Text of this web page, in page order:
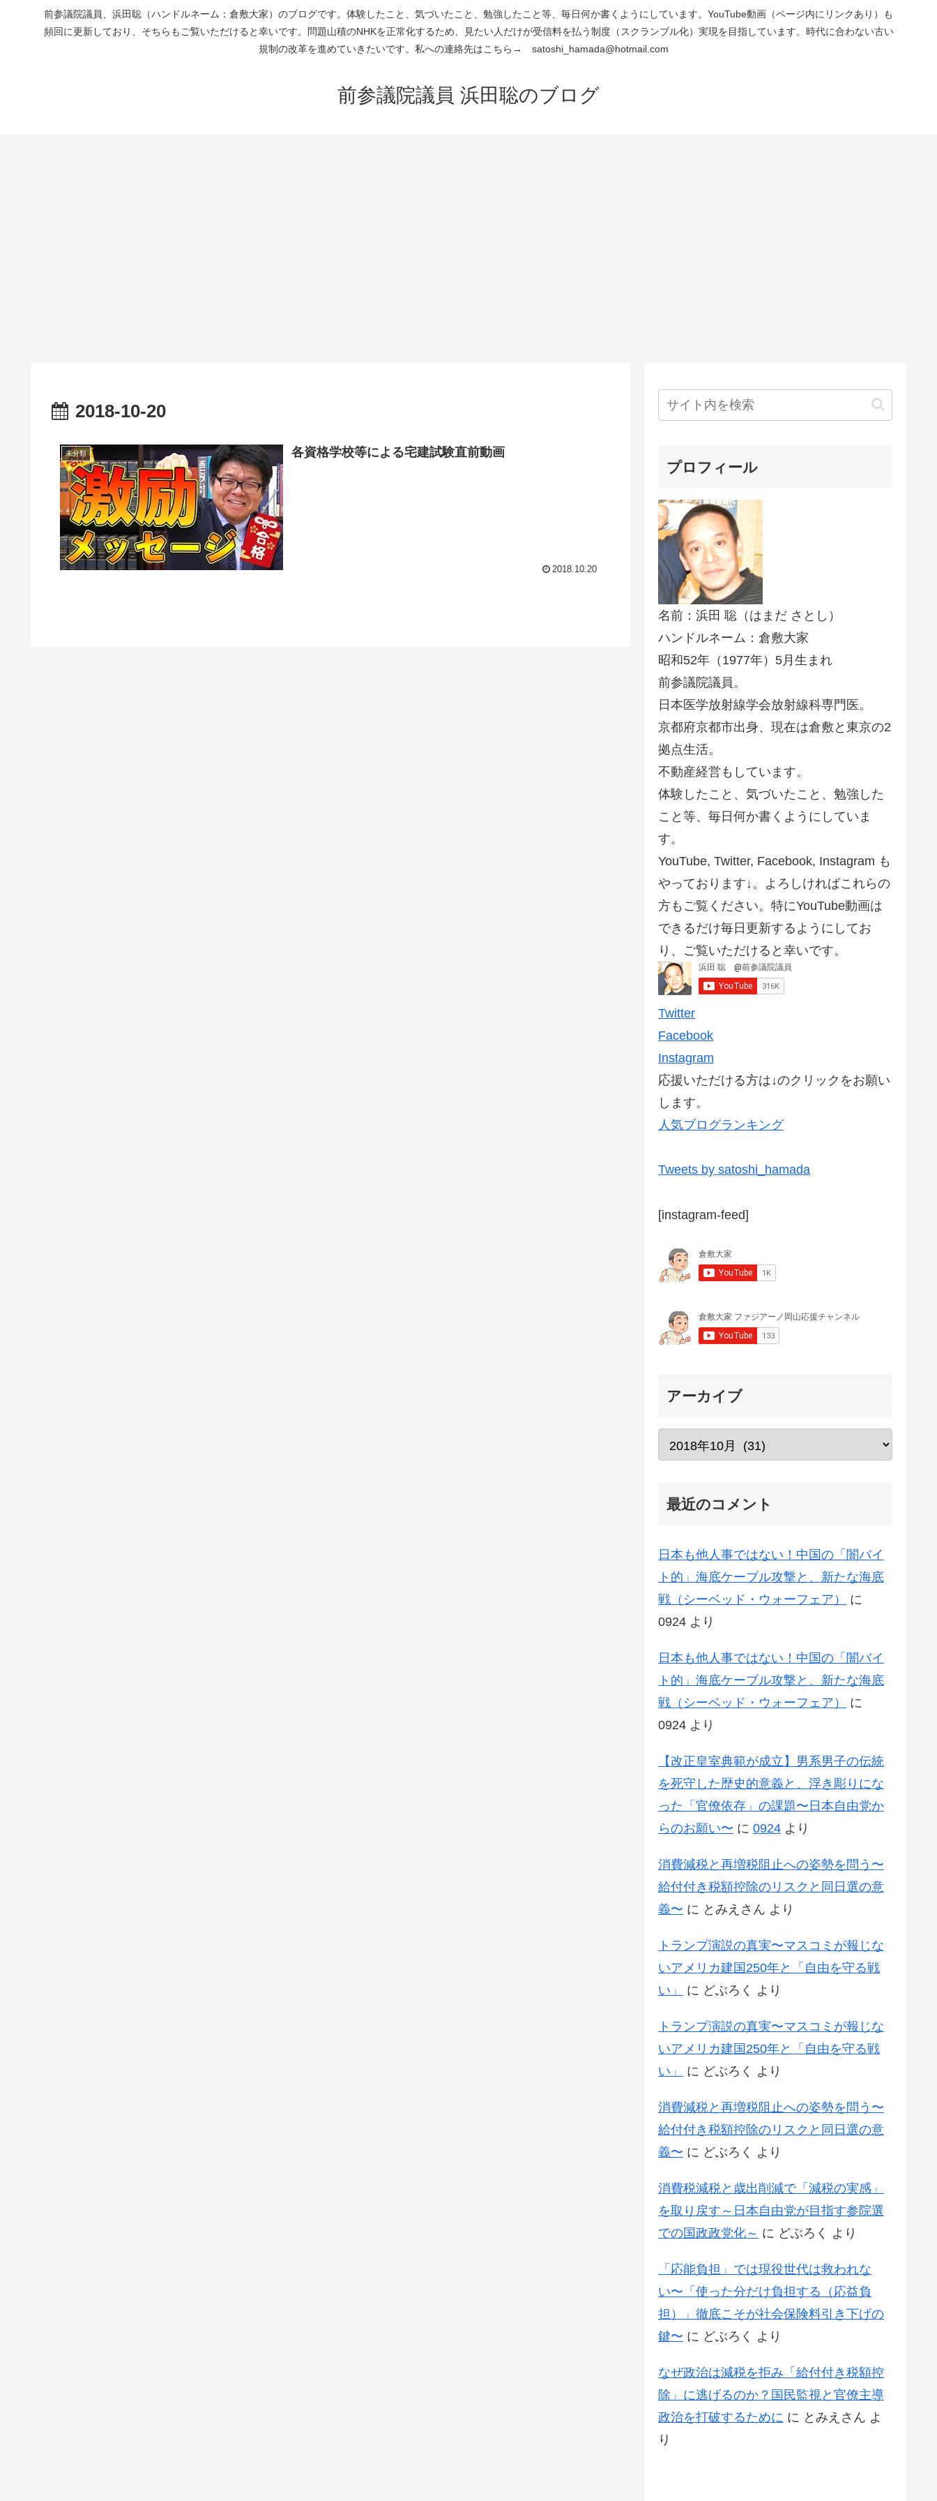
前参議院議員、浜田聡（ハンドルネーム：倉敷大家）のブログです。体験したこと、気づいたこと、勉強したこと等、毎日何か書くようにしています。YouTube動画（ページ内にリンクあり）も
頻回に更新しており、そちらもご覧いただけると幸いです。問題山積のNHKを正常化するため、見たい人だけが受信料を払う制度（スクランブル化）実現を目指しています。時代に合わない古い
規制の改革を進めていきたいです。私への連絡先はこちら→ satoshi_hamada@hotmail.com
前参議院議員 浜田聡のブログ
2018-10-20
未分類 各資格学校等による宅建試験直前動画
2018.10.20
プロフィール
名前：浜田 聡（はまだ さとし）
ハンドルネーム：倉敷大家
昭和52年（1977年）5月生まれ
前参議院議員。
日本医学放射線学会放射線科専門医。
京都府京都市出身、現在は倉敷と東京の2
拠点生活。
不動産経営もしています。
体験したこと、気づいたこと、勉強した
こと等、毎日何か書くようにしていま
す。
YouTube, Twitter, Facebook, Instagram も
やっております↓。よろしければこれらの
方もご覧ください。特にYouTube動画は
できるだけ毎日更新するようにしてお
り、ご覧いただけると幸いです。
Twitter
Facebook
Instagram
応援いただける方は↓のクリックをお願い
します。
人気ブログランキング
Tweets by satoshi_hamada
[instagram-feed]
アーカイブ
最近のコメント
日本も他人事ではない！中国の「闇バイ
ト的」海底ケーブル攻撃と、新たな海底
戦（シーベッド・ウォーフェア）
に
0924 より
日本も他人事ではない！中国の「闇バイ
ト的」海底ケーブル攻撃と、新たな海底
戦（シーベッド・ウォーフェア）
に
0924 より
【改正皇室典範が成立】男系男子の伝統
を死守した歴史的意義と、浮き彫りにな
った「官僚依存」の課題〜日本自由党か
らのお願い〜 に 0924 より
消費減税と再増税阻止への姿勢を問う〜
給付付き税額控除のリスクと同日選の意
義〜 に とみえさん より
トランプ演説の真実〜マスコミが報じな
いアメリカ建国250年と「自由を守る戦
い」
に どぶろく より
トランプ演説の真実〜マスコミが報じな
いアメリカ建国250年と「自由を守る戦
い」
に どぶろく より
消費減税と再増税阻止への姿勢を問う〜
給付付き税額控除のリスクと同日選の意
義〜 に どぶろく より
消費税減税と歳出削減で「減税の実感」
を取り戻す～日本自由党が目指す参院選
での国政政党化～ に どぶろく より
「応能負担」では現役世代は救われな
い〜「使った分だけ負担する（応益負
担）」徹底こそが社会保険料引き下げの
鍵〜 に どぶろく より
なぜ政治は減税を拒み「給付付き税額控
除」に逃げるのか？国民監視と官僚主導
政治を打破するために に とみえさん よ
り